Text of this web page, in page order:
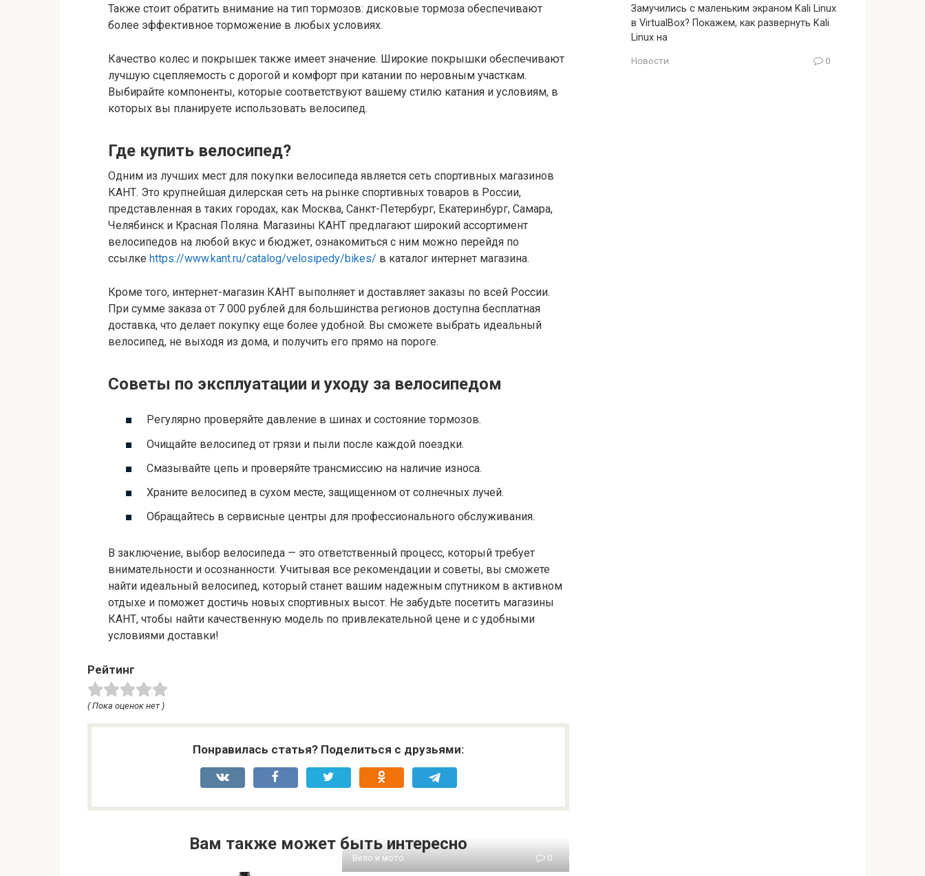
Также стоит обратить внимание на тип тормозов: дисковые тормоза обеспечивают
более эффективное торможение в любых условиях.
Качество колес и покрышек также имеет значение. Широкие покрышки обеспечивают
лучшую сцепляемость с дорогой и комфорт при катании по неровным участкам.
Выбирайте компоненты, которые соответствуют вашему стилю катания и условиям, в
которых вы планируете использовать велосипед.
Где купить велосипед?
Одним из лучших мест для покупки велосипеда является сеть спортивных магазинов
КАНТ. Это крупнейшая дилерская сеть на рынке спортивных товаров в России,
представленная в таких городах, как Москва, Санкт-Петербург, Екатеринбург, Самара,
Челябинск и Красная Поляна. Магазины КАНТ предлагают широкий ассортимент
велосипедов на любой вкус и бюджет, ознакомиться с ним можно перейдя по
ссылке https://www.kant.ru/catalog/velosipedy/bikes/ в каталог интернет магазина.
Кроме того, интернет-магазин КАНТ выполняет и доставляет заказы по всей России.
При сумме заказа от 7 000 рублей для большинства регионов доступна бесплатная
доставка, что делает покупку еще более удобной. Вы сможете выбрать идеальный
велосипед, не выходя из дома, и получить его прямо на пороге.
Советы по эксплуатации и уходу за велосипедом
Регулярно проверяйте давление в шинах и состояние тормозов.
Очищайте велосипед от грязи и пыли после каждой поездки.
Смазывайте цепь и проверяйте трансмиссию на наличие износа.
Храните велосипед в сухом месте, защищенном от солнечных лучей.
Обращайтесь в сервисные центры для профессионального обслуживания.
В заключение, выбор велосипеда — это ответственный процесс, который требует
внимательности и осознанности. Учитывая все рекомендации и советы, вы сможете
найти идеальный велосипед, который станет вашим надежным спутником в активном
отдыхе и поможет достичь новых спортивных высот. Не забудьте посетить магазины
КАНТ, чтобы найти качественную модель по привлекательной цене и с удобными
условиями доставки!
Рейтинг
( Пока оценок нет )
Понравилась статья? Поделиться с друзьями:
Вам также может быть интересно
Вело и мото 0
Замучились с маленьким экраном Kali Linux
в VirtualBox? Покажем, как развернуть Kali
Linux на
Новости 0